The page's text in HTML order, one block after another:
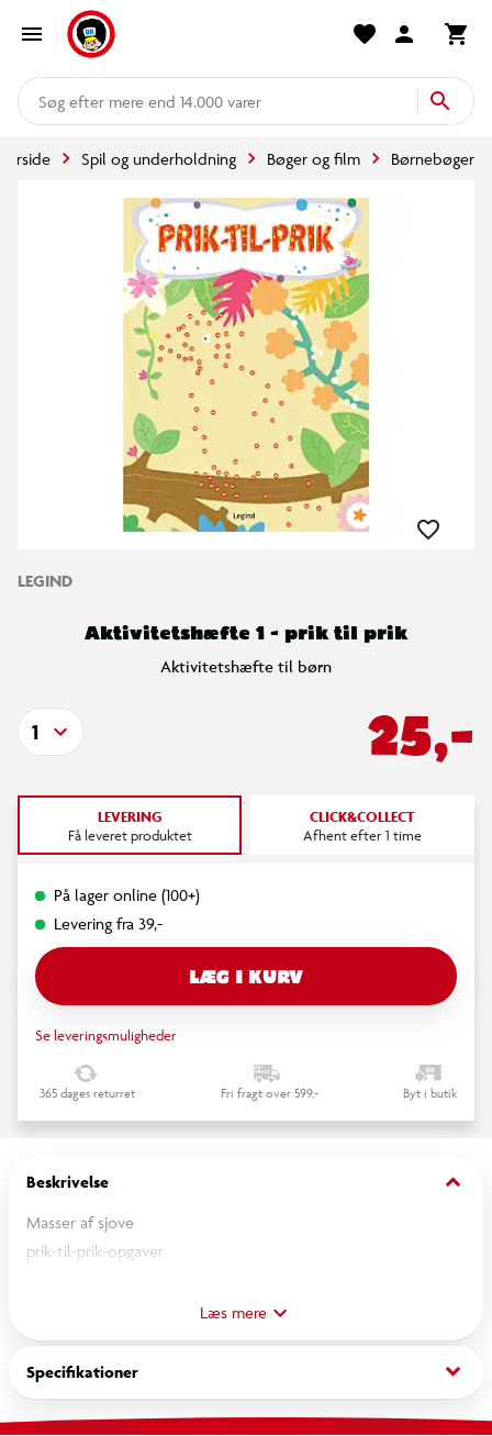
mere end 14.000 varer
Forside Spil og underholdning Bøger og film Børnebøger
LEGIND
Aktivitetshæfte 1 - prik til prik
Aktivitetshæfte til børn
25,-
1
LEVERING
Få leveret produktet
CLICK&COLLECT
Afhent efter 1 time
På lager online (100+)
Levering fra 39,-
LÆG I KURV
Se leveringsmuligheder
365 dages returret Fri fragt over 599,- Byt i butik
Beskrivelse keyboard_arrow_down
Masser af sjove
prik-til-prik-opgaver
Tegn en streg fra
prik-til-prik, og se,
hvad der gemmer sig
i tegningen.
Læs mere
Specifikationer keyboard_arrow_down